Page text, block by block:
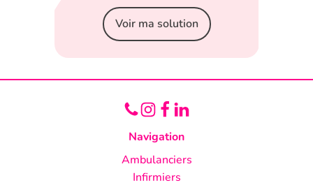
Voir ma solution
Navigation
Ambulanciers
Infirmiers